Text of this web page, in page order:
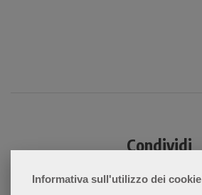
Informativa sull'utilizzo dei cookie
Condividi